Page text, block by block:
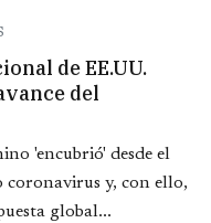
de EE.UU.
del
'encubrió' desde el
coronavirus y, con ello,
global...